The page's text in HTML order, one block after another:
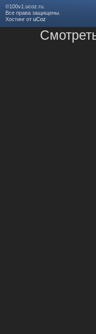
©100v1.ucoz.ru.
Все права защищены.
Хостинг от uCoz